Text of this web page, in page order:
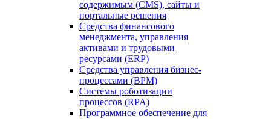
содержимым (CMS), сайты и
портальные решения
Средства финансового
менеджмента, управления
активами и трудовыми
ресурсами (ERP)
Средства управления бизнес-
процессами (BPM)
Системы роботизации
процессов (RPA)
Программное обеспечение для